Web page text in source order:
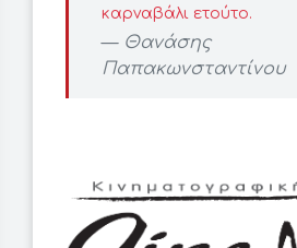
καρναβάλι ετούτο.
Θανάσης
Παπακωνσταντίνου